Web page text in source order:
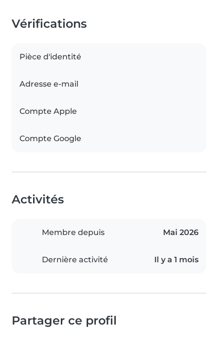
Vérifications
Pièce d'identité
Adresse e-mail
Compte Apple
Compte Google
Activités
Membre depuis Mai 2026
Dernière activité Il y a 1 mois
Partager ce profil